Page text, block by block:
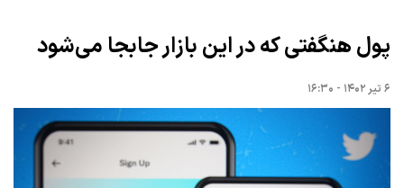
پول هنگفتی که در این بازار جابجا می‌شود
۶ تیر ۱۴۰۲ - ۱۶:۳۰